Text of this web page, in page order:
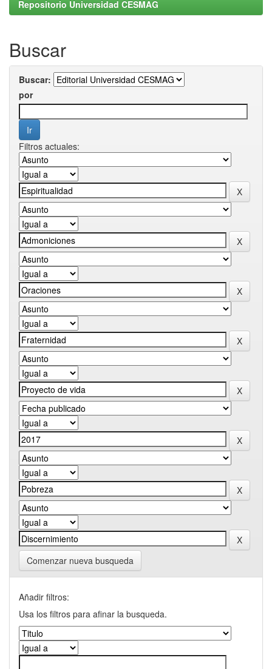
Repositorio Universidad CESMAG
Buscar
Buscar:
por
Filtros actuales:
Comenzar nueva busqueda
Añadir filtros:
Usa los filtros para afinar la busqueda.